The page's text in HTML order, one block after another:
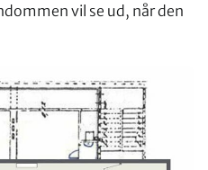
vil se ud, når den